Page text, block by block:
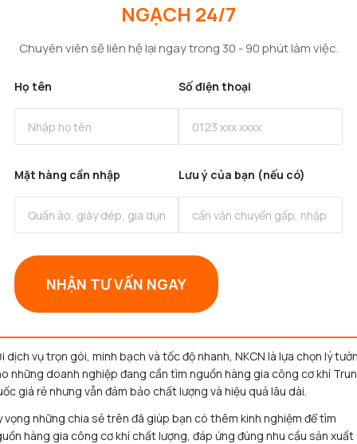
NGẠCH 24/7
Chuyên viên sẽ liên hệ lại ngay trong 30 - 90 phút làm việc.
Họ tên Số điện thoại
Mặt hàng cần nhập Lưu ý của bạn (nếu có)
NHẬN TƯ VẤN NGAY
dịch vụ trọn gói, minh bạch và tốc độ nhanh, NKCN là lựa chọn lý
những doanh nghiệp đang cần tìm nguồn hàng gia công cơ khí
giá rẻ nhưng vẫn đảm bảo chất lượng và hiệu quả lâu dài.
vọng những chia sẻ trên đã giúp bạn có thêm kinh nghiệm để tìm
hàng gia công cơ khí chất lượng, đáp ứng đúng nhu cầu sản xuất